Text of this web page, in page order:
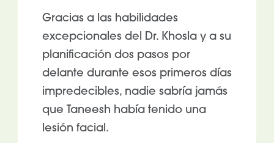
Gracias a las habilidades
excepcionales del Dr. Khosla y a su
planificación dos pasos por
delante durante esos primeros días
impredecibles, nadie sabría jamás
que Taneesh había tenido una
lesión facial.